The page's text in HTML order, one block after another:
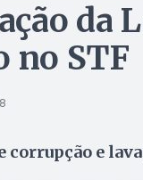
da
no STF
corrupção e